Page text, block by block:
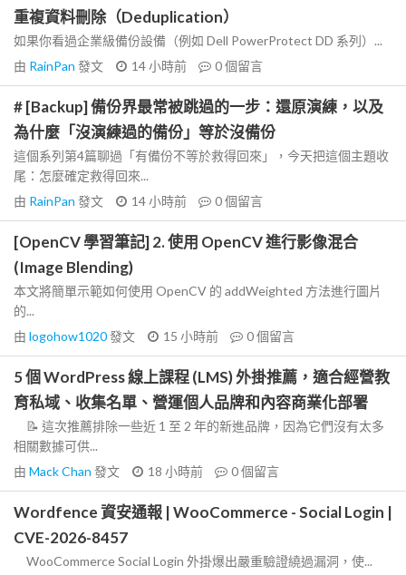
重複資料刪除（Deduplication）
如果你看過企業級備份設備（例如 Dell PowerProtect DD 系列）...
由 RainPan 發文 14 小時前 0個留言
# [Backup] 備份界最常被跳過的一步：還原演練，以及
為什麼「沒演練過的備份」等於沒備份
這個系列第4篇聊過「有備份不等於救得回來」，今天把這個主題收
尾：怎麼確定救得回來...
由 RainPan 發文 14 小時前 0個留言
[OpenCV 學習筆記] 2. 使用 OpenCV 進行影像混合
(Image Blending)
本文將簡單示範如何使用 OpenCV 的 addWeighted 方法進行圖片
的...
由 logohow1020發文 15 小時前 0個留言
5 個 WordPress 線上課程 (LMS) 外掛推薦，適合經營教
育私域、收集名單、營運個人品牌和內容商業化部署
📝 這次推薦排除一些近 1 至 2 年的新進品牌，因為它們沒有太多
相關數據可供...
由 Mack Chan 發文 18 小時前 0個留言
Wordfence 資安通報 | WooCommerce - Social Login |
CVE-2026-8457
WooCommerce Social Login 外掛爆出嚴重驗證繞過漏洞，使...